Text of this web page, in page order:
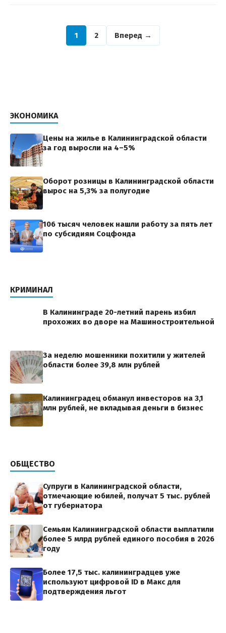
1 2 Вперед →
ЭКОНОМИКА
Цены на жилье в Калининградской области
за год выросли на 4–5%
Оборот розницы в Калининградской области
вырос на 5,3% за полугодие
106 тысяч человек нашли работу за пять лет
по субсидиям Соцфонда
КРИМИНАЛ
В Калининграде 20-летний парень избил
прохожих во дворе на Машиностроительной
За неделю мошенники похитили у жителей
области более 39,8 млн рублей
Калининградец обманул инвесторов на 3,1
млн рублей, не вкладывая деньги в бизнес
ОБЩЕСТВО
Супруги в Калининградской области,
отмечающие юбилей, получат 5 тыс. рублей
от губернатора
Семьям Калининградской области выплатили
более 5 млрд рублей единого пособия в 2026
году
Более 17,5 тыс. калининградцев уже
используют цифровой ID в Макс для
подтверждения льгот